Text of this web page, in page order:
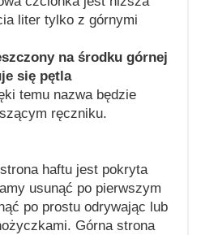
liter tylko z górnymi
na środku górnej
się pętla
temu nazwa będzie
ręczniku.
haftu jest pokryta
usunąć po pierwszym
po prostu odrywając lub
Górna strona